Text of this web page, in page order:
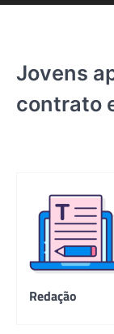
Jovens
contrato
Redação